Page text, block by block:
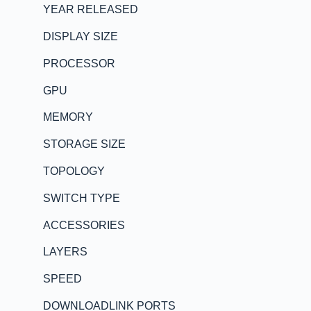
YEAR RELEASED
DISPLAY SIZE
PROCESSOR
GPU
MEMORY
STORAGE SIZE
TOPOLOGY
SWITCH TYPE
ACCESSORIES
LAYERS
SPEED
DOWNLOADLINK PORTS